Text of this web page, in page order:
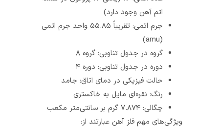
اتم آهن وجود دارد)
جرم اتمی: تقریباً ۵۵.۸۵ واحد جرم اتمی
گروه در جدول تناوبی: گروه ۸
دوره در جدول تناوبی: دوره ۴
حالت فیزیکی در دمای اتاق: جامد
رنگ: نقره‌ای مایل به خاکستری
ویژگی‌های مهم فلز آهن عبارتند از: